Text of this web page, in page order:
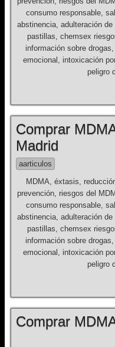
consumo responsable,
abstinencia, adulteración
pastillas, chemsex
información sobre
emocional, intoxicación
peligro
Comprar
Madrid
aarticulos
MDMA, éxtasis,
prevención, riesgos del
consumo responsable,
abstinencia, adulteración
pastillas, chemsex
información sobre
emocional, intoxicación
peligro
Comprar